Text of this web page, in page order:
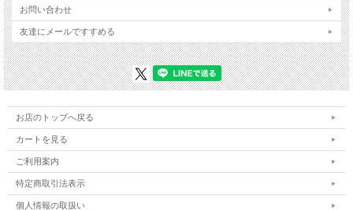
お問い合わせ
友達にメールですすめる
お店のトップへ戻る
カートを見る
ご利用案内
特定商取引法表示
個人情報の取扱い